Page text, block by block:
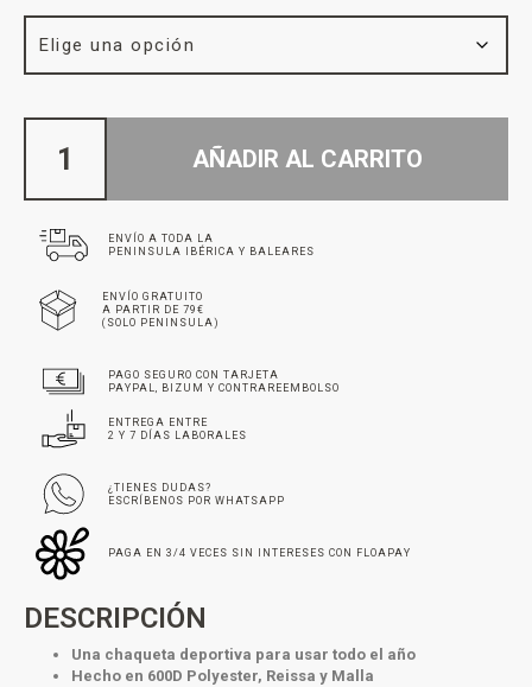
AÑADIR AL CARRITO
ENVÍO A TODA LA
PENINSULA IBÉRICA Y BALEARES
ENVÍO GRATUITO
A PARTIR DE 79€
(SOLO PENINSULA)
PAGO SEGURO CON TARJETA
PAYPAL, BIZUM Y CONTRAREEMBOLSO
ENTREGA ENTRE
2 Y 7 DÍAS LABORALES
¿TIENES DUDAS?
ESCRÍBENOS POR WHATSAPP
PAGA EN 3/4 VECES SIN INTERESES CON FLOAPAY
DESCRIPCIÓN
Una chaqueta deportiva para usar todo el año
Hecho en 600D Polyester, Reissa y Malla